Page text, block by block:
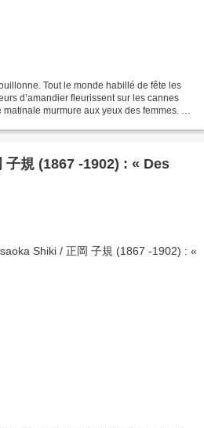
Tout le monde habillé de fête les
d’amandier fleurissent sur les cannes
murmure aux yeux des femmes. Et
規 (1867 -1902) : « Des